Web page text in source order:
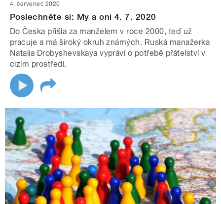
4. červenec 2020
Poslechněte si: My a oni 4. 7. 2020
Do Česka přišla za manželem v roce 2000, teď už
pracuje a má široký okruh známých. Ruská manažerka
Natalia Drobyshevskaya vypráví o potřebě přátelství v
cizím prostředí.